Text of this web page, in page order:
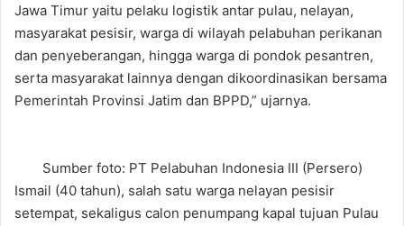
Jawa Timur yaitu pelaku logistik antar pulau, nelayan,
masyarakat pesisir, warga di wilayah pelabuhan perikanan
dan penyeberangan, hingga warga di pondok pesantren,
serta masyarakat lainnya dengan dikoordinasikan bersama
Pemerintah Provinsi Jatim dan BPPD,” ujarnya.
Sumber foto: PT Pelabuhan Indonesia III (Persero)
Ismail (40 tahun), salah satu warga nelayan pesisir
setempat, sekaligus calon penumpang kapal tujuan Pulau